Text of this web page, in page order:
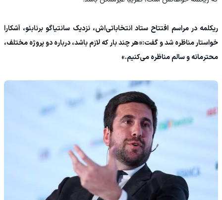
ریکلمه در مراسم افتتاح ستاد انتخاباتی‌اش، نزدیک سانتیاگو برنابئو، آشکارا
خواستار مناظره شد و گفت:«هر چند بار که لازم باشد، درباره دو پروژه مختلف،
محترمانه و سالم مناظره می‌کنیم.»